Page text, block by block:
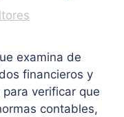
examina de
financieros y
verificar que
contables,